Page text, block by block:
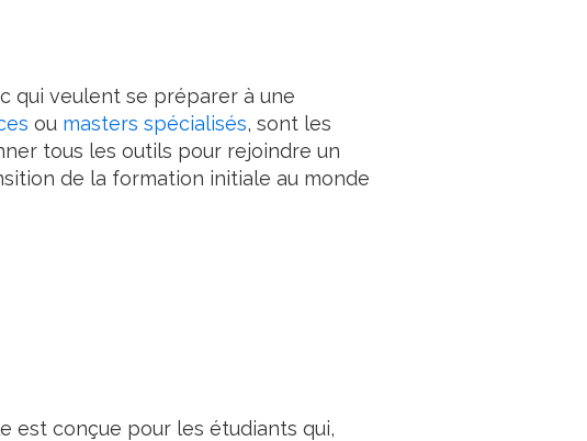
qui veulent se préparer à une
ou masters spécialisés, sont les
tous les outils pour rejoindre un
de la formation initiale au monde
est conçue pour les étudiants qui,